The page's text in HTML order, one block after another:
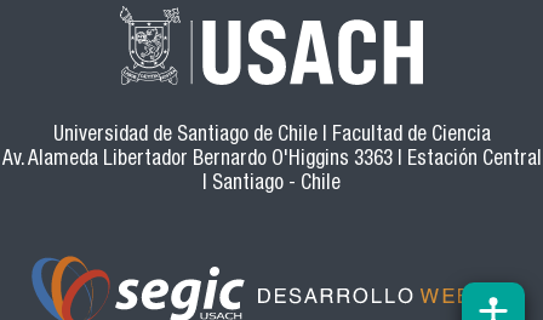
Universidad de Santiago de Chile | Facultad de Ciencia
Av. Alameda Libertador Bernardo O'Higgins 3363 | Estación Central
| Santiago - Chile